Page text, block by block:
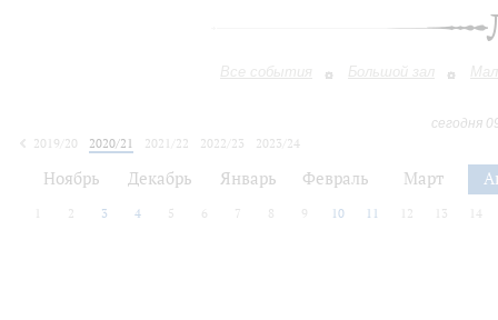
Все события Большой зал
сегодня
2019/20
2020/21 2021/22 2022/23
2023/24
Ноябрь Декабрь Январь Февраль Март
2 3 4 5 6 7 8 9 10 11 12 13 14